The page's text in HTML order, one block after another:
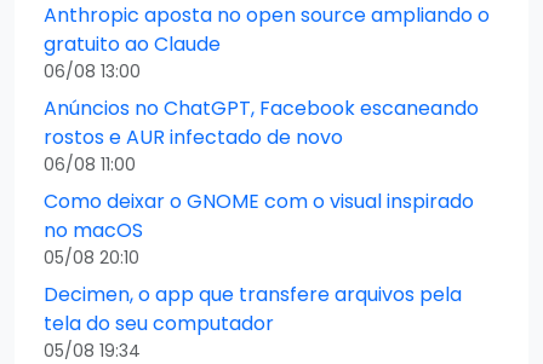
Anthropic aposta no open source ampliando o
gratuito ao Claude
06/08 13:00
Anúncios no ChatGPT, Facebook escaneando
rostos e AUR infectado de novo
06/08 11:00
Como deixar o GNOME com o visual inspirado
no macOS
05/08 20:10
Decimen, o app que transfere arquivos pela
tela do seu computador
05/08 19:34